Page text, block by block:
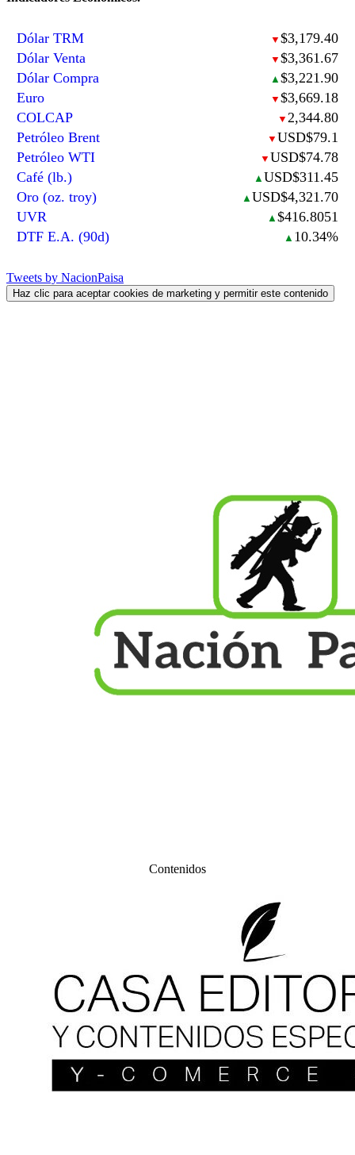
Dólar TRM ▼ $3,179.40
Dólar Venta
▼ $3,361.67
Dólar Compra
▲ $3,221.90
Euro
▼ $3,669.18
COLCAP
▼ 2,344.80
Petróleo Brent
▼ USD$79.1
Petróleo WTI
▼ USD$74.78
Café (lb.)
▲ USD$311.45
Oro (oz. troy)
▲ USD$4,321.70
UVR
▲ $416.8051
DTF E.A. (90d)
▲ 10.34%
Tweets by NacionPaisa
Haz clic para aceptar cookies de marketing y permitir este contenido
Contenidos